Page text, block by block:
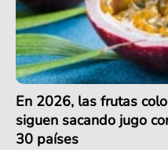
En 2026, las frutas
siguen sacando jugo
30 países